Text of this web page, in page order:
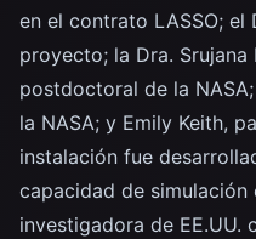
en el contrato LASSO; el
proyecto; la Dra. Srujana
postdoctoral de la
la NASA; y Emily Keith,
instalación fue
capacidad de
investigadora de EE.UU.